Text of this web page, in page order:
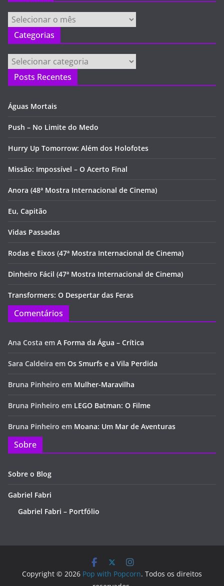
Arquivos
Categorias
Categorias
Posts Recentes
Águas Mortais
Push – No Limite do Medo
Hurry Up Tomorrow: Além dos Holofotes
Missão: Impossível – O Acerto Final
Anora (48ª Mostra Internacional de Cinema)
Eu, Capitão
Vidas Passadas
Rodas e Eixos (47ª Mostra Internacional de Cinema)
Dinheiro Fácil (47ª Mostra Internacional de Cinema)
Transformers: O Despertar das Feras
Comentários
Ana Costa em A Forma da Água – Crítica
Sara Caldeira em Os Smurfs e a Vila Perdida
Bruna Pinheiro em Mulher-Maravilha
Bruna Pinheiro em LEGO Batman: O Filme
Bruna Pinheiro em Moana: Um Mar de Aventuras
Sobre
Sobre o Blog
Gabriel Fabri
Gabriel Fabri – Portfólio
Copyright © 2026 Pop with Popcorn. Todos os direitos